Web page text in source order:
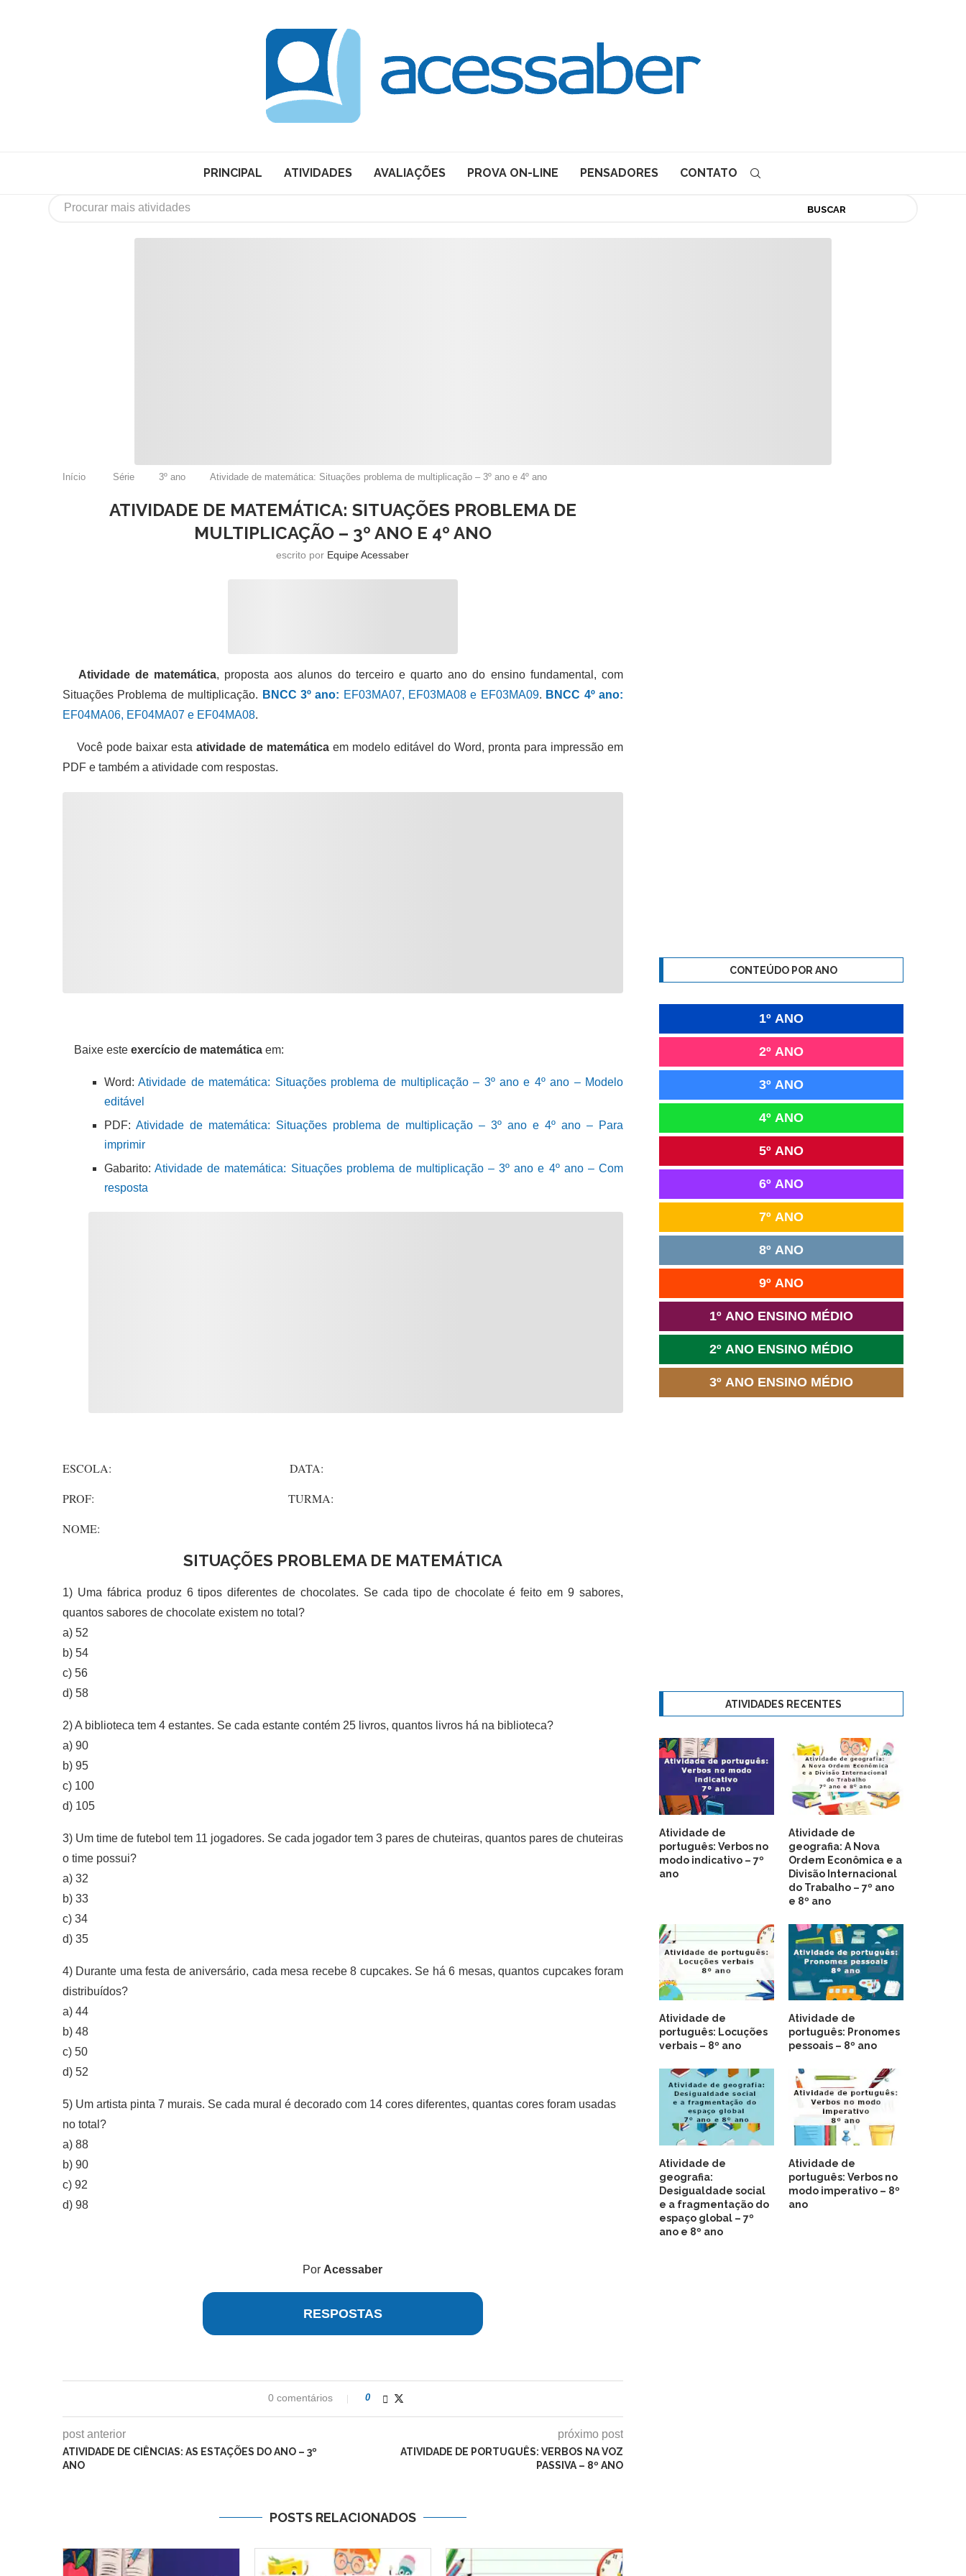
PRINCIPAL ATIVIDADES AVALIAÇÕES PROVA ON-LINE PENSADORES CONTATO
BUSCAR
Início Série 3º ano Atividade de matemática: Situações problema de multiplicação – 3º ano e 4º ano
ATIVIDADE DE MATEMÁTICA: SITUAÇÕES PROBLEMA DE
MULTIPLICAÇÃO – 3º ANO E 4º ANO
escrito por Equipe Acessaber
Atividade de matemática, proposta aos alunos do terceiro e quarto ano do ensino fundamental, com
Situações Problema de multiplicação. BNCC 3º ano: EF03MA07, EF03MA08 e EF03MA09. BNCC 4º ano:
EF04MA06, EF04MA07 e EF04MA08.
Você pode baixar esta atividade de matemática em modelo editável do Word, pronta para impressão em
PDF e também a atividade com respostas.
Baixe este exercício de matemática em:
Word:Atividade de matemática: Situações problema de multiplicação – 3º ano e 4º ano – Modelo
editável
PDF: Atividade de matemática: Situações problema de multiplicação – 3º ano e 4º ano – Para
imprimir
Gabarito:Atividade de matemática: Situações problema de multiplicação – 3º ano e 4º ano – Com
resposta
ESCOLA: DATA:
PROF: TURMA:
NOME:
SITUAÇÕES PROBLEMA DE MATEMÁTICA
1) Uma fábrica produz 6 tipos diferentes de chocolates. Se cada tipo de chocolate é feito em 9 sabores,
quantos sabores de chocolate existem no total?
a) 52
b) 54
c) 56
d) 58
2) A biblioteca tem 4 estantes. Se cada estante contém 25 livros, quantos livros há na biblioteca?
a) 90
b) 95
c) 100
d) 105
3) Um time de futebol tem 11 jogadores. Se cada jogador tem 3 pares de chuteiras, quantos pares de chuteiras
o time possui?
a) 32
b) 33
c) 34
d) 35
4) Durante uma festa de aniversário, cada mesa recebe 8 cupcakes. Se há 6 mesas, quantos cupcakes foram
distribuídos?
a) 44
b) 48
c) 50
d) 52
5) Um artista pinta 7 murais. Se cada mural é decorado com 14 cores diferentes, quantas cores foram usadas
no total?
a) 88
b) 90
c) 92
d) 98
Por Acessaber
RESPOSTAS
0 comentários 0
post anterior
ATIVIDADE DE CIÊNCIAS: AS ESTAÇÕES DO ANO – 3º
ANO
próximo post
ATIVIDADE DE PORTUGUÊS: VERBOS NA VOZ
PASSIVA – 8º ANO
POSTS RELACIONADOS
CONTEÚDO POR ANO
1º ANO
2º ANO
3º ANO
4º ANO
5º ANO
6º ANO
7º ANO
8º ANO
9º ANO
1º ANO ENSINO MÉDIO
2º ANO ENSINO MÉDIO
3º ANO ENSINO MÉDIO
ATIVIDADES RECENTES
Atividade de
português: Verbos no
modo indicativo – 7º
ano
Atividade de
geografia: A Nova
Ordem Econômica e a
Divisão Internacional
do Trabalho – 7º ano
e 8º ano
Atividade de
português: Locuções
verbais – 8º ano
Atividade de
português: Pronomes
pessoais – 8º ano
Atividade de
geografia:
Desigualdade social
e a fragmentação do
espaço global – 7º
ano e 8º ano
Atividade de
português: Verbos no
modo imperativo – 8º
ano